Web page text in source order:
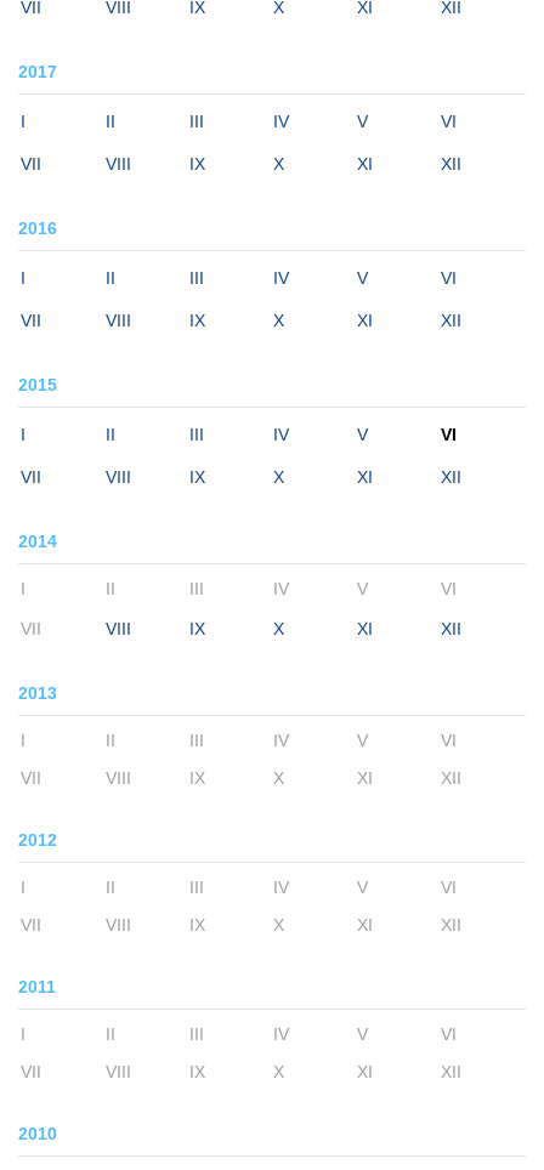
VII VIII IX X XI XII
2017
I II III IV V VI
VII VIII IX X XI XII
2016
I II III IV V VI
VII VIII IX X XI XII
2015
I II III IV V VI
VII VIII IX X XI XII
2014
I II III IV V VI
VII VIII IX X XI XII
2013
I II III IV V
VI
VII
VIII IX X XI XII
2012
I II III IV V
VI
VII
VIII IX X XI XII
2011
I II III IV V
VI
VII
VIII IX X XI XII
2010